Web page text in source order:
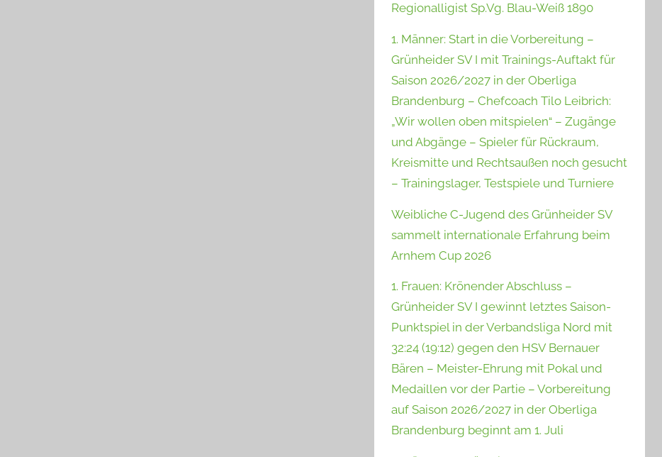
Regionalligist Sp.Vg. Blau-Weiß 1890
1. Männer: Start in die Vorbereitung –
Grünheider SV I mit Trainings-Auftakt für
Saison 2026/2027 in der Oberliga
Brandenburg – Chefcoach Tilo Leibrich:
„Wir wollen oben mitspielen“ – Zugänge
und Abgänge – Spieler für Rückraum,
Kreismitte und Rechtsaußen noch gesucht
– Trainingslager, Testspiele und Turniere
Weibliche C-Jugend des Grünheider SV
sammelt internationale Erfahrung beim
Arnhem Cup 2026
1. Frauen: Krönender Abschluss –
Grünheider SV I gewinnt letztes Saison-
Punktspiel in der Verbandsliga Nord mit
32:24 (19:12) gegen den HSV Bernauer
Bären – Meister-Ehrung mit Pokal und
Medaillen vor der Partie – Vorbereitung
auf Saison 2026/2027 in der Oberliga
Brandenburg beginnt am 1. Juli